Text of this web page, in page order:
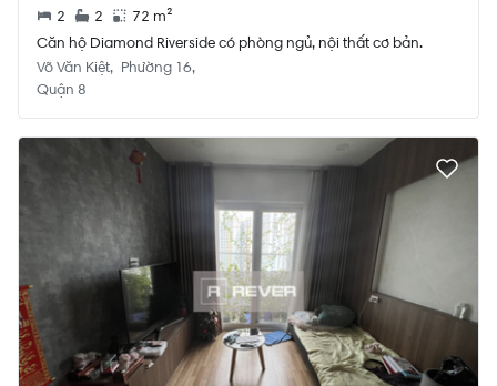
2 2
72 m²
Căn hộ Diamond Riverside có phòng ngủ, nội thất cơ bản.
Võ Văn Kiệt
Phường 16
Quận 8